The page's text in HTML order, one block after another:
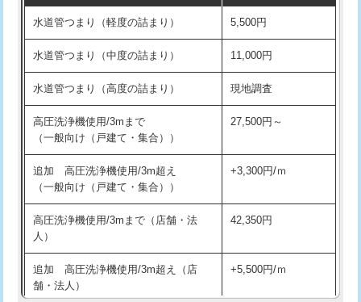
洗面台設置 38,500円
化粧台設置 22,000円
追加人工 16,500円
廃棄・処分 現場見積
※給水管工事は20mmまでの価格です。
交換・取付(排水栓・排水トラップ
22,000円+材料費
持込商品取付（混合水栓）
持込商品取付（浄水器・分岐水栓） 16,500円
業）
排水管工事（追加 排水管工事/3ｍ超
水道管つまり（軽度の詰まり） 5,500円
水道管つまり（中度の詰まり） 11,000円
水道管つまり（高度の詰まり） 現地調査
高圧洗浄機使用/3mまで
（一般向け（戸建て・集合））
27,500円～
追加 高圧洗浄機使用/3m超え
（一般向け（戸建て・集合））
+3,300円/ｍ
高圧洗浄機使用/3mまで（店舗・法
人）
42,350円
追加 高圧洗浄機使用/3m超え（店
舗・法人）
+5,500円/ｍ